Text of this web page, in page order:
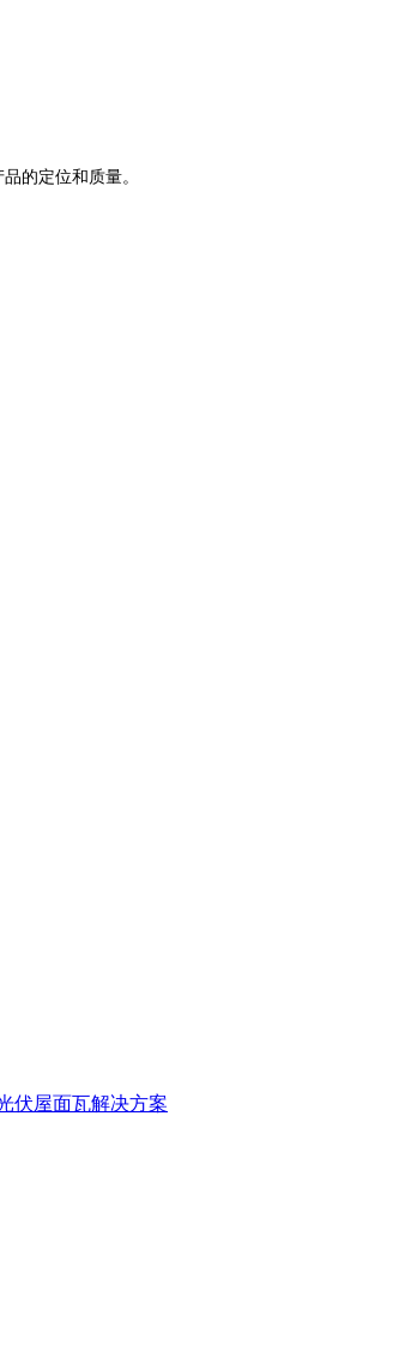
的定位和质量。
伏屋面瓦解决方案